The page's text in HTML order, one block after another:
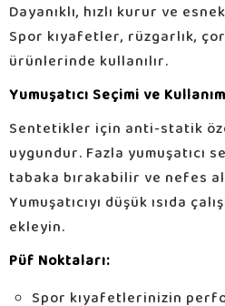
Dayanıklı, hızlı kurur ve
Spor kıyafetler, rüzgarlık,
ürünlerinde kullanılır.
Yumuşatıcı Seçimi ve
Sentetikler için anti-statik
uygundur. Fazla yumuşatıcı
tabaka bırakabilir ve nefes
Yumuşatıcıyı düşük ısıda
ekleyin.
Püf Noktaları:
Spor kıyafetlerinizin